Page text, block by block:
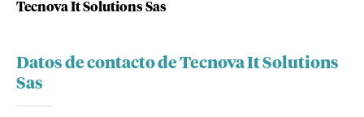
Tecnova It Solutions Sas
Datos de contacto de Tecnova It Solutions
Sas